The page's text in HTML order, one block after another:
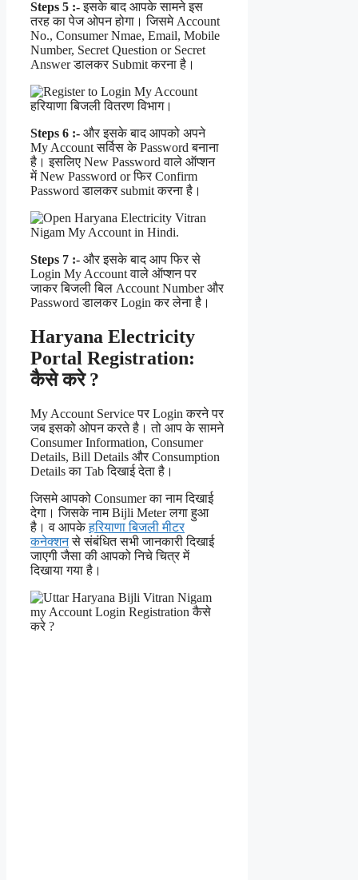
Steps 5 :-इसके बाद आपके सामने इस
तरह का पेज ओपन होगा। जिसमे Account
No., Consumer Nmae, Email, Mobile
Number, Secret Question or Secret
Answer डालकर Submit करना है।
Steps 6 :- और इसके बाद आपको अपने
My Account सर्विस के Password बनाना
है। इसलिए New Password वाले ऑप्शन
में New Password or फिर Confirm
Password डालकर submit करना है।
Steps 7 :- और इसके बाद आप फिर से
Login My Account वाले ऑप्शन पर
जाकर बिजली बिल Account Number और
Password डालकर Login कर लेना है।
Haryana Electricity
Portal Registration:
कैसे करे ?
My Account Service पर Login करने पर
जब इसको ओपन करते है। तो आप के सामने
Consumer Information, Consumer
Details, Bill Details और Consumption
Details का Tab दिखाई देता है।
जिसमे आपको Consumer का नाम दिखाई
देगा। जिसके नाम Bijli Meter लगा हुआ
है। व आपकेहरियाणा बिजली मीटर
कनेक्शनसे संबंधित सभी जानकारी दिखाई
जाएगी जैसा की आपको निचे चित्र में
दिखाया गया है।